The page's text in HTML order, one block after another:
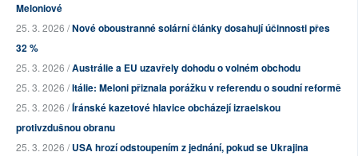
Meloniové
25. 3. 2026 /Nové oboustranné solární články dosahují účinnosti přes
32 %
25. 3. 2026 /Austrálie a EU uzavřely dohodu o volném obchodu
25. 3. 2026 /Itálie: Meloni přiznala porážku v referendu o soudní reformě
25. 3. 2026 /Íránské kazetové hlavice obcházejí izraelskou
protivzdušnou obranu
25. 3. 2026 /USA hrozí odstoupením z jednání, pokud se Ukrajina